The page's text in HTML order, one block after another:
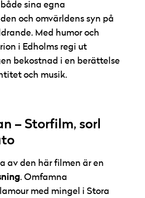
sina egna
och omvärldens syn på
Med humor och
i Edholms regi ut
bekostnad i en berättelse
och musik.
– Storfilm, sorl
av den här filmen är en
. Omfamna
med mingel i Stora